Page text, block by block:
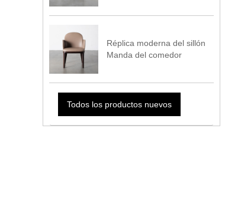
Réplica moderna del sillón
Manda del comedor
Todos los productos nuevos